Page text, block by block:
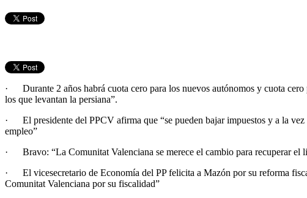
· Durante 2 años habrá cuota cero para los nuevos autónomos y cuota cero
los que levantan la persiana”.
· El presidente del PPCV afirma que “se pueden bajar impuestos y a la
empleo”
· Bravo: “La Comunitat Valenciana se merece el cambio para recuperar el
· El vicesecretario de Economía del PP felicita a Mazón por su reforma
Comunitat Valenciana por su fiscalidad”